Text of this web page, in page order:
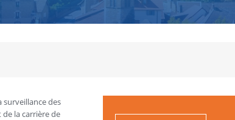
surveillance des
la carrière de